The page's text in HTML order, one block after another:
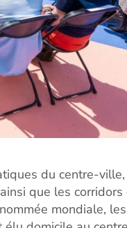
du centre-
que les
mondiale,